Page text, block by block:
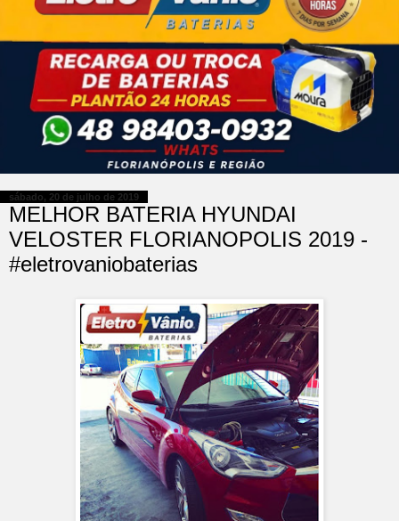
sábado, 20 de julho de 2019
MELHOR BATERIA HYUNDAI
VELOSTER FLORIANOPOLIS 2019 -
#eletrovaniobaterias